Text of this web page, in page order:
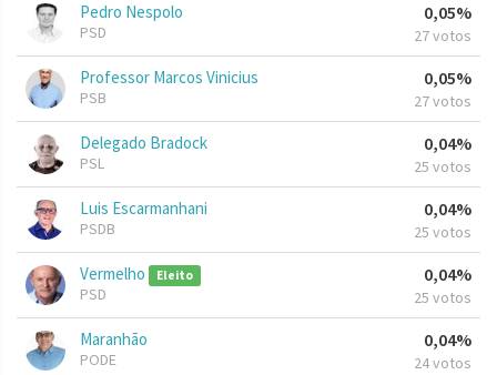
Pedro Nespolo
PSD
0,05%
27 votos
Professor Marcos Vinicius
PSB
0,05%
27 votos
Delegado Bradock
PSL
0,04%
25 votos
Luis Escarmanhani
PSDB
0,04%
25 votos
Vermelho Eleito
PSD
0,04%
25 votos
Maranhão
PODE
0,04%
24 votos